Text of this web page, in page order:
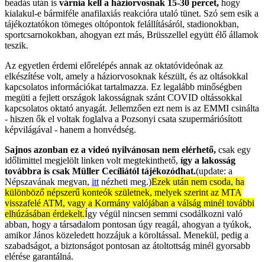
beadás után is várnia kell a háziorvosnak 15-30 percet, hogy
kialakul-e bármiféle anafilaxiás reakcióra utaló tünet. Szó sem esik a
tájékoztatókon tömeges oltópontok felállításáról, stadionokban,
sportcsarnokokban, ahogyan ezt más, Brüsszellel együtt élő államok
teszik.
Az egyetlen érdemi előrelépés annak az oktatóvideónak az
elkészítése volt, amely a háziorvosoknak készült, és az oltásokkal
kapcsolatos információkat tartalmazza. Ez legalább minőségben
megüti a fejlett országok lakosságnak szánt COVID oltássokkal
kapcsolatos oktató anyagát. Jellemzően ezt nem is az EMMI csinálta
- hiszen ők el voltak foglalva a Pozsonyi csata szupermáriósított
képvilágával - hanem a honvédség.
Sajnos azonban ez a videó nyilvánosan nem elérhető, csak egy
időlimittel megjelölt linken volt megtekinthető, így a lakosság
továbbra is csak Müller Cecíliától tájékozódhat.(update: a
Népszavának megvan, itt nézheti meg.)Ezek után nem csoda, ha
különböző népszerű konteók születnek, melyek szerint az MTA
visszafelé ATM, vagy a Kormány valójában a válság minél további
elhúzásában érdekelt.Így végül nincsen semmi csodálkozni való
abban, hogy a társadalom pontosan úgy reagál, ahogyan a tyúkok,
amikor János közeledett hozzájuk a köroltással. Menekül, pedig a
szabadságot, a biztonságot pontosan az átoltottság minél gyorsabb
elérése garantálná.